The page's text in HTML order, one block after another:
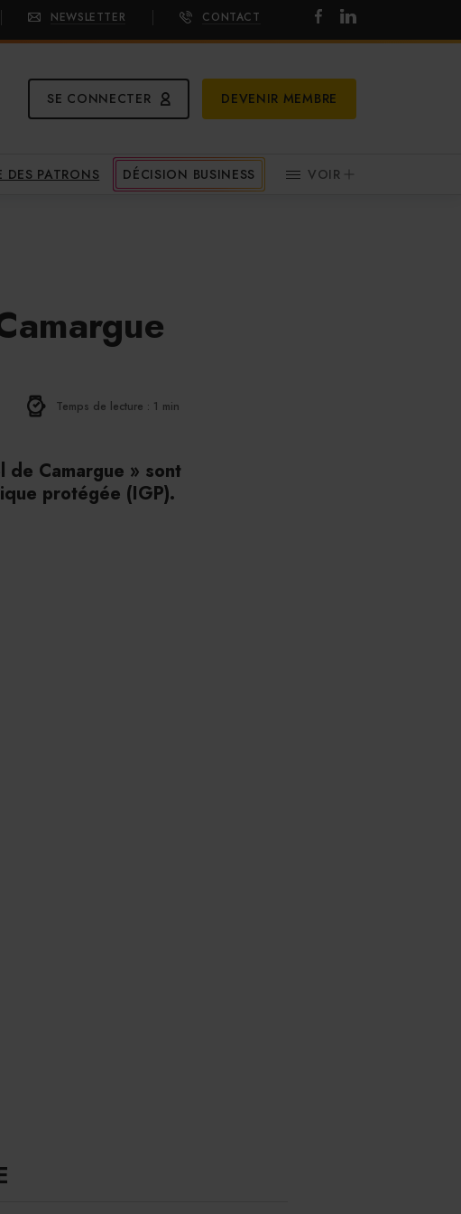
NEWSLETTER CONTACT
SE CONNECTER DEVENIR MEMBRE
DES PATRONS DÉCISION BUSINESS VOIR
Temps de lecture : 1 min
de Camargue » sont
protégée (IGP).